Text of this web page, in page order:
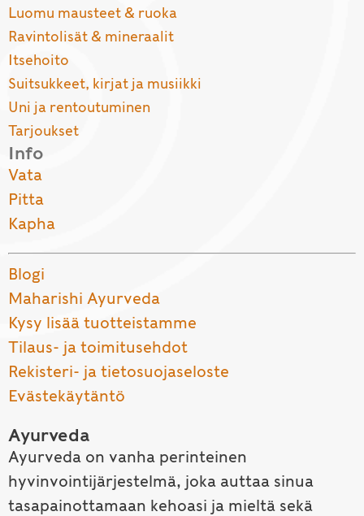
Luomu mausteet & ruoka
Ravintolisät & mineraalit
Itsehoito
Suitsukkeet, kirjat ja musiikki
Uni ja rentoutuminen
Tarjoukset
Info
Vata
Pitta
Kapha
Blogi
Maharishi Ayurveda
Kysy lisää tuotteistamme
Tilaus- ja toimitusehdot
Rekisteri- ja tietosuojaseloste
Evästekäytäntö
Ayurveda
Ayurveda on vanha perinteinen
hyvinvointijärjestelmä, joka auttaa sinua
tasapainottamaan kehoasi ja mieltä sekä